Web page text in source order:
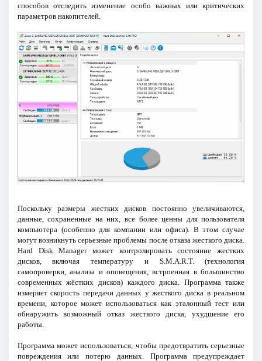
способов отследить изменение особо важных или критических
параметров накопителей.
Поскольку размеры жестких дисков постоянно увеличиваются,
данные, сохраненные на них, все более ценны для пользователя
компьютера (особенно для компании или офиса). В этом случае
могут возникнуть серьезные проблемы после отказа жесткого диска.
Hard Disk Manager может контролировать состояние жестких
дисков, включая температуру и S.M.A.R.T. (технология
самопроверки, анализа и оповещения, встроенная в большинство
современных жёстких дисков) каждого диска. Программа также
измеряет скорость передачи данных у жесткого диска в реальном
времени, которое может использоваться как эталонный тест или
обнаружить возможный отказ жесткого диска, ухудшение его
работы.
Программа может использоваться, чтобы предотвратить серьезные
повреждения или потерю данных. Программа предупреждает